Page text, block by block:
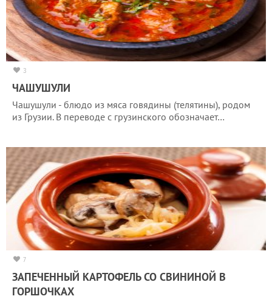
3
ЧАШУШУЛИ
Чашушули - блюдо из мяса говядины (телятины), родом
из Грузии. В переводе с грузинского обозначает…
7
ЗАПЕЧЕННЫЙ КАРТОФЕЛЬ СО СВИНИНОЙ В
ГОРШОЧКАХ